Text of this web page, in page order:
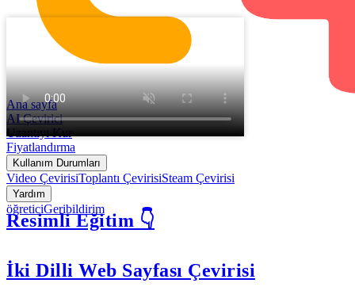
Ana sayfa
AI Çevirici
Uzantıyı Kur
Fiyatlandırma
Kullanım Durumları
Video ÇevirisiToplantı ÇevirisiSteam Çevirisi
Yardım
öğreticiGeribildirim
Resimli Eğitim 👇
İki Dilli Web Sayfası Çevirisi